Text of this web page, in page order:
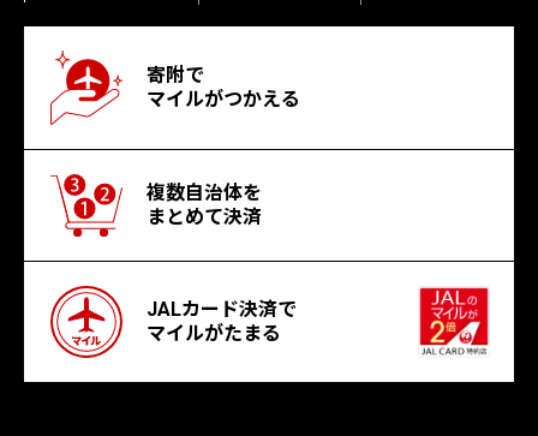
寄附で
マイルがつかえる
複数自治体を
まとめて決済
JALカード決済で
マイルがたまる